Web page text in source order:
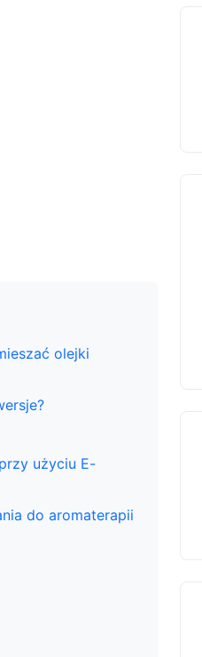
olejki
użyciu E-
do aromaterapii